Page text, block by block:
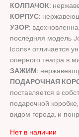
КОЛПАЧОК:
КОРПУС:
УЗОР:
последняя модель
Icons» отличается
оперного театра в
ЗАЖИМ:
ПОДАРОЧНАЯ
поставляется в
подарочной
видом города, и
Нет в наличии